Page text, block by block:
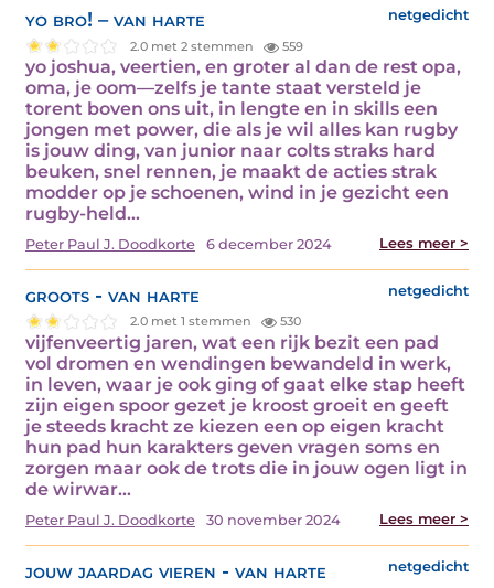
yo bro! – van harte netgedicht
2.0 met 2 stemmen 559
yo joshua, veertien, en groter al dan de rest opa,
oma, je oom—zelfs je tante staat versteld je
torent boven ons uit, in lengte en in skills een
jongen met power, die als je wil alles kan rugby
is jouw ding, van junior naar colts straks hard
beuken, snel rennen, je maakt de acties strak
modder op je schoenen, wind in je gezicht een
rugby-held…
Peter Paul J. Doodkorte 6 december 2024 Lees meer >
groots - van harte netgedicht
2.0 met 1 stemmen 530
vijfenveertig jaren, wat een rijk bezit een pad
vol dromen en wendingen bewandeld in werk,
in leven, waar je ook ging of gaat elke stap heeft
zijn eigen spoor gezet je kroost groeit en geeft
je steeds kracht ze kiezen een op eigen kracht
hun pad hun karakters geven vragen soms en
zorgen maar ook de trots die in jouw ogen ligt in
de wirwar…
Peter Paul J. Doodkorte 30 november 2024 Lees meer >
jouw jaardag vieren - van harte netgedicht